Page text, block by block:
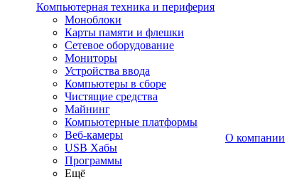
Компьютерная техника и периферия
Моноблоки
Карты памяти и флешки
Сетевое оборудование
Мониторы
Устройства ввода
Компьютеры в сборе
Чистящие средства
Майнинг
Компьютерные платформы
Веб-камеры
USB Хабы
Программы
Ещё
О компании